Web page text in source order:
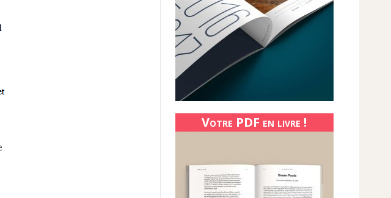
Votre PDF en livre !